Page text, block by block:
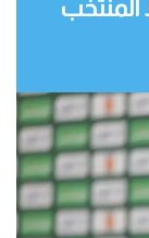
المنتخب